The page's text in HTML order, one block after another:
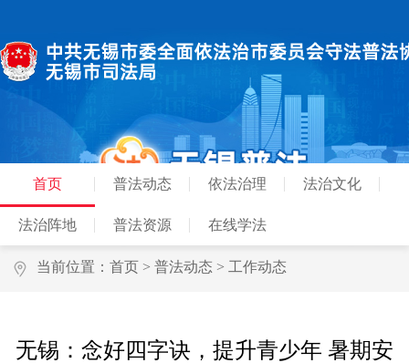
首页 普法动态 依法治理 法治文化
法治阵地 普法资源 在线学法
当前位置： 首页 > 普法动态 > 工作动态
无锡：念好四字诀，提升青少年 暑期安